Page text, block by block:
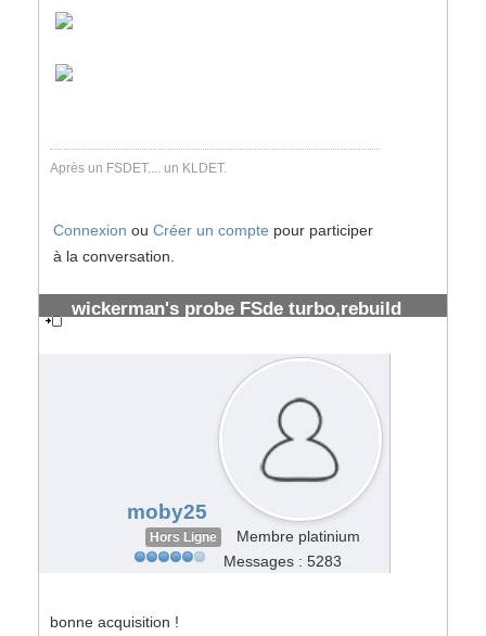
Après un FSDET.... un KLDET.
Connexion ou Créer un compte pour participer
à la conversation.
wickerman's probe FSde turbo,rebuild
moby25
Hors Ligne
Membre platinium
Messages : 5283
bonne acquisition !